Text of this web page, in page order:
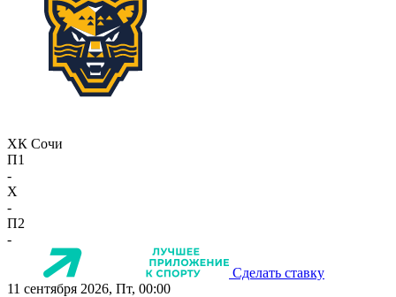
ХК Сочи
П1
-
X
-
П2
-
Сделать ставку
11 сентября 2026, Пт, 00:00